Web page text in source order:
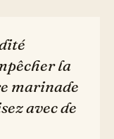
la
marinade
avec de